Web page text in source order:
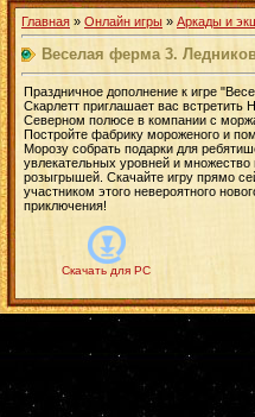
Главная » Онлайн игры » Аркады и
Веселая ферма 3.
Праздничное дополнение к игре
Скарлетт приглашает вас встретить
Северном полюсе в компании с
Постройте фабрику мороженого и
Морозу собрать подарки для
увлекательных уровней и
розыгрышей. Скачайте игру прямо
участником этого невероятного
приключения!
Скачать для PC